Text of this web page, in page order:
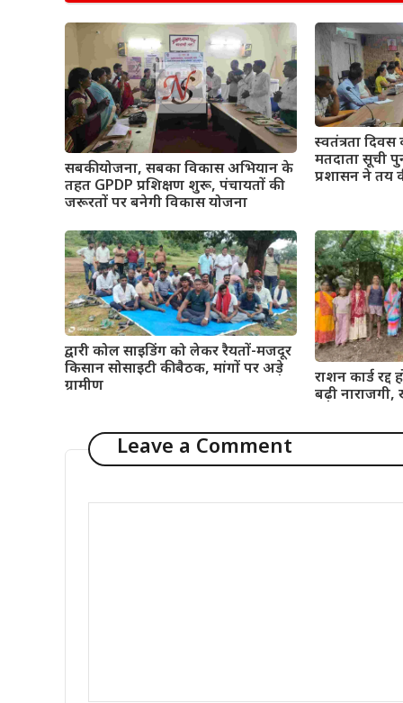
सबकी योजना, सबका विकास अभियान के
तहत GPDP प्रशिक्षण शुरू, पंचायतों की
जरूरतों पर बनेगी विकास योजना
स्वतंत्रता दिवस
मतदाता सूची
प्रशासन ने तय
द्वारी कोल साइडिंग को लेकर रैयतों-मजदूर
किसान सोसाइटी की बैठक, मांगों पर अड़े
ग्रामीण
राशन कार्ड रद्द
बढ़ी नाराजगी,
Leave a Comment